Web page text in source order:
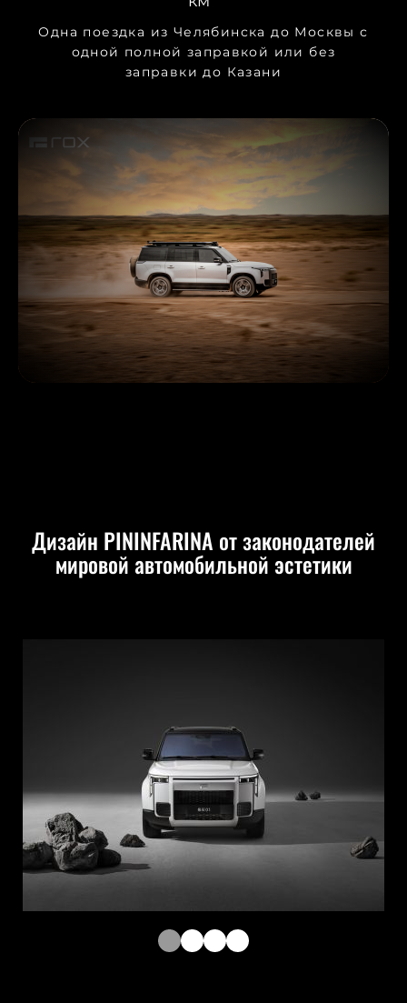
Одна поездка из Челябинска до Москвы с
одной полной заправкой или без
заправки до Казани
Дизайн PININFARINA от законодателей
мировой автомобильной эстетики